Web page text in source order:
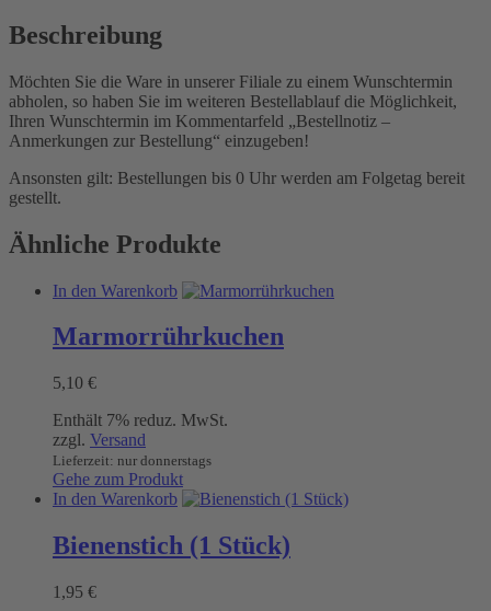
Beschreibung
Möchten Sie die Ware in unserer Filiale zu einem Wunschtermin
abholen, so haben Sie im weiteren Bestellablauf die Möglichkeit,
Ihren Wunschtermin im Kommentarfeld „Bestellnotiz –
Anmerkungen zur Bestellung“ einzugeben!
Ansonsten gilt: Bestellungen bis 0 Uhr werden am Folgetag bereit
gestellt.
Ähnliche Produkte
In den Warenkorb
Marmorrührkuchen
5,10 €
Enthält 7% reduz. MwSt.
zzgl. Versand
Lieferzeit: nur donnerstags
Gehe zum Produkt
In den Warenkorb
Bienenstich (1 Stück)
1,95 €